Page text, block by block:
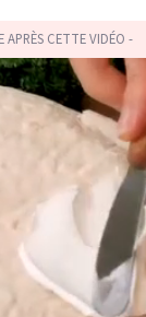
APRÈS CETTE VIDÉO -